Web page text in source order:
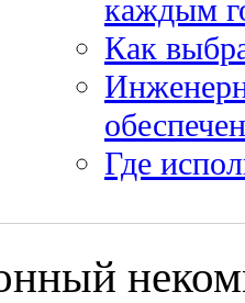
каждым
Как
Где